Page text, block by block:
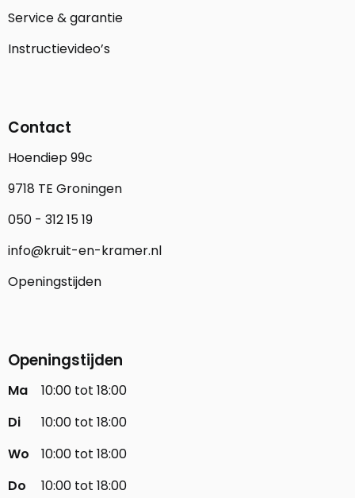
Service & garantie
Instructievideo’s
Contact
Hoendiep 99c
9718 TE Groningen
050 - 312 15 19
info@kruit-en-kramer.nl
Openingstijden
Openingstijden
Ma
10:00 tot 18:00
Di
10:00 tot 18:00
Wo
10:00 tot 18:00
Do
10:00 tot 18:00